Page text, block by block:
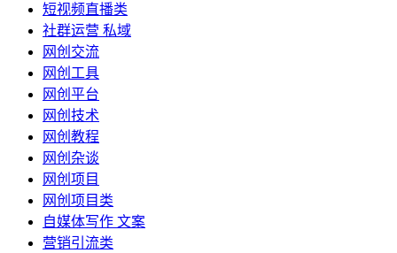
短视频直播类
社群运营 私域
网创交流
网创工具
网创平台
网创技术
网创教程
网创杂谈
网创项目
网创项目类
自媒体写作 文案
营销引流类